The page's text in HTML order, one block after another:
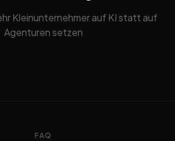
Kleinunternehmer auf KI statt auf
Agenturen setzen
FAQ